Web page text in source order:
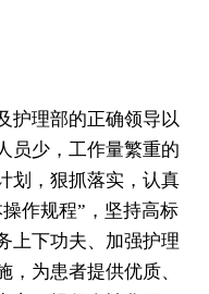
理部的正确领导以
员少，工作量繁重的
划，狠抓落实，认真
作规程”，坚持高标
上下功夫、加强护理
为患者提供优质、